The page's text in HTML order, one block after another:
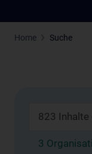
Home Suche
823 Inhalte
3